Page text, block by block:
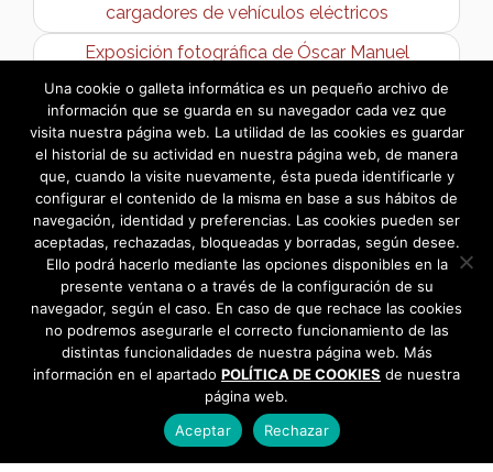
cargadores de vehículos eléctricos
Exposición fotográfica de Óscar Manuel
Sánchez: «La Real Sensualidad Femenina» →
Una cookie o galleta informática es un pequeño archivo de
información que se guarda en su navegador cada vez que
visita nuestra página web. La utilidad de las cookies es guardar
el historial de su actividad en nuestra página web, de manera
que, cuando la visite nuevamente, ésta pueda identificarle y
configurar el contenido de la misma en base a sus hábitos de
navegación, identidad y preferencias. Las cookies pueden ser
aceptadas, rechazadas, bloqueadas y borradas, según desee.
Ello podrá hacerlo mediante las opciones disponibles en la
presente ventana o a través de la configuración de su
navegador, según el caso. En caso de que rechace las cookies
no podremos asegurarle el correcto funcionamiento de las
distintas funcionalidades de nuestra página web. Más
información en el apartado POLÍTICA DE COOKIES de nuestra
página web.
Aceptar
Rechazar